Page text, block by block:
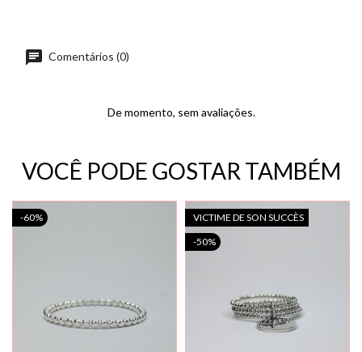
Comentários (0)
De momento, sem avaliações.
VOCÊ PODE GOSTAR TAMBÉM
-60%
VICTIME DE SON SUCCÈS
-50%